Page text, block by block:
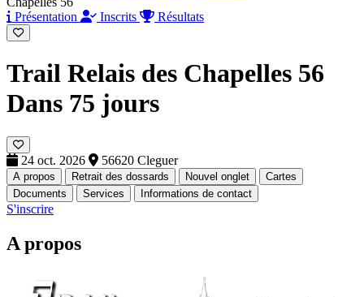
Présentation
Inscrits Résultats
Trail Relais des Chapelles 56
Dans 75 jours
24 oct. 2026 56620 Cleguer
A propos Retrait des dossards Nouvel onglet
Cartes
Documents
Services Informations de contact
S'inscrire
A propos